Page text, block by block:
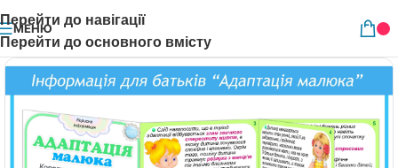
Перейти до навігації
Перейти до основного вмісту
МЕНЮ